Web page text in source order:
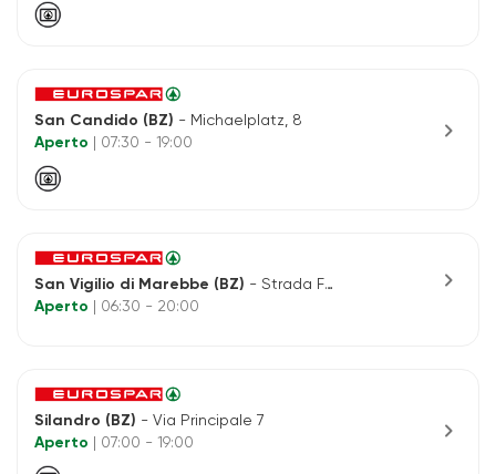
San Candido (BZ) - Michaelplatz, 8
Aperto
| 07:30 - 19:00 chevron_right
San Vigilio di Marebbe (BZ) - Strada Fanes, 1
Aperto
| 06:30 - 20:00
chevron_right
Silandro (BZ) - Via Principale 7
Aperto
| 07:00 - 19:00 chevron_right